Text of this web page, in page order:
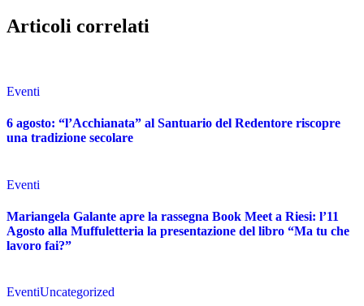
Articoli correlati
Eventi
6 agosto: “l’Acchianata” al Santuario del Redentore riscopre
una tradizione secolare
Eventi
Mariangela Galante apre la rassegna Book Meet a Riesi: l’11
Agosto alla Muffuletteria la presentazione del libro “Ma tu che
lavoro fai?”
EventiUncategorized